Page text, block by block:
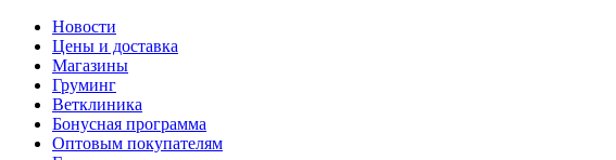
Новости
Цены и доставка
Магазины
Груминг
Ветклиника
Бонусная программа
Оптовым покупателям